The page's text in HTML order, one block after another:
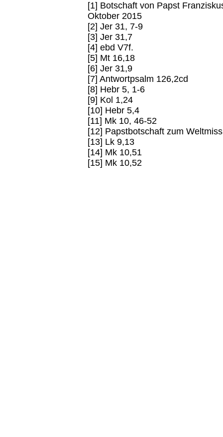
[1] Botschaft von Papst
Oktober 2015
[2] Jer 31, 7-9
[3] Jer 31,7
[4] ebd V7f.
[5] Mt 16,18
[6] Jer 31,9
[7] Antwortpsalm 126,2cd
[8] Hebr 5, 1-6
[9] Kol 1,24
[10] Hebr 5,4
[11] Mk 10, 46-52
[12] Papstbotschaft zum
[13] Lk 9,13
[14] Mk 10,51
[15] Mk 10,52